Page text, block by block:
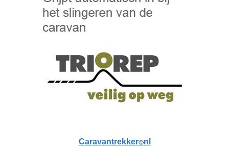
Caravantrekker🙂nl